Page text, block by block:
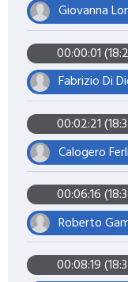
Giovanna
00:00:01
Fabrizio Di
00:02:21
Calogero
00:06:16
Roberto
00:08:19